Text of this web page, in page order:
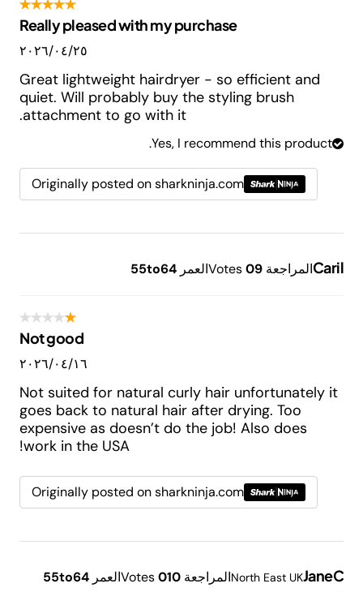
Really pleased with my purchase
٢٥‏/٠٤‏/٢٠٢٦
Great lightweight hairdryer - so efficient and
quiet. Will probably buy the styling brush
attachment to go with it.
Yes, I recommend this product.
Originally posted on sharkninja.com
Carilالمراجعة 9
Votes 0 العمر 55to64
Not good
١٦‏/٠٤‏/٢٠٢٦
Not suited for natural curly hair unfortunately it
goes back to natural hair after drying. Too
expensive as doesn’t do the job! Also does
work in the USA!
Originally posted on sharkninja.com
JaneC
North East UKالمراجعة 10
Votes 0 العمر 55to64